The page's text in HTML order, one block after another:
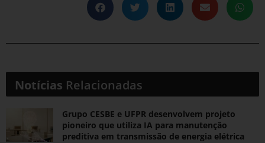
Notícias Relacionadas
Grupo CESBE e UFPR desenvolvem projeto
pioneiro que utiliza IA para manutenção
preditiva em transmissão de energia elétrica